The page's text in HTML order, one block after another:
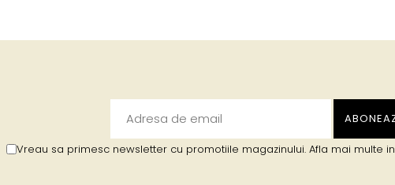
Vreau sa primesc newsletter cu promotiile magazinului. Afla mai multe in